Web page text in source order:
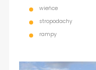
wieńce
stropodachy
rampy